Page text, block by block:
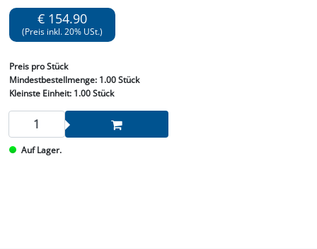
€ 154.90
(Preis inkl. 20% USt.)
Preis pro Stück
Mindestbestellmenge: 1.00 Stück
Kleinste Einheit:1.00 Stück
Auf Lager.